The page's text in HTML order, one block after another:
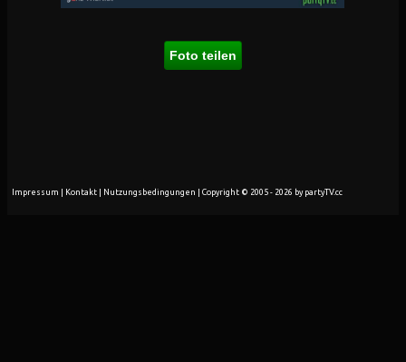
Foto teilen
Impressum Kontakt Nutzungsbedingungen | Copyright © 2005 - 2026 by partyTV.cc